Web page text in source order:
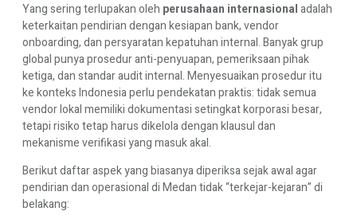
Yang sering terlupakan oleh perusahaan internasionaladalah
keterkaitan pendirian dengan kesiapan bank, vendor
onboarding, dan persyaratan kepatuhan internal. Banyak grup
global punya prosedur anti-penyuapan, pemeriksaan pihak
ketiga, dan standar audit internal. Menyesuaikan prosedur itu
ke konteks Indonesia perlu pendekatan praktis: tidak semua
vendor lokal memiliki dokumentasi setingkat korporasi besar,
tetapi risiko tetap harus dikelola dengan klausul dan
mekanisme verifikasi yang masuk akal.
Berikut daftar aspek yang biasanya diperiksa sejak awal agar
pendirian dan operasional di Medan tidak “terkejar-kejaran” di
belakang: